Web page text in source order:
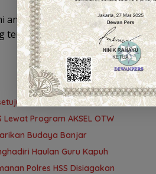
antara pemerintah daerah dan
terbuka dan konstruktif.
Pemkab HSS Perkuat Tata
Program AKSEL OTW
Budaya Banjar
Haulan Guru Kapuh
Polres HSS Disiagakan